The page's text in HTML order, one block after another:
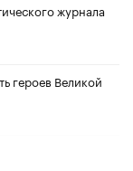
журнала
героев Великой